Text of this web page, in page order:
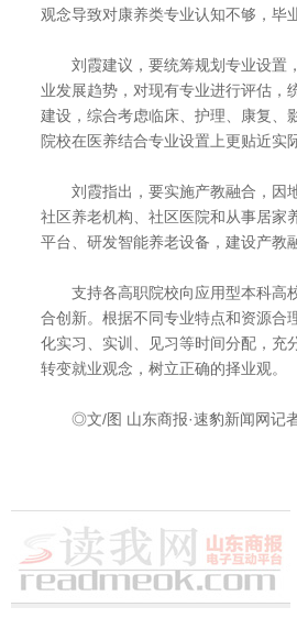
观念导致对康养类专业认知不够，毕
刘霞建议，要统筹规划专业设置
业发展趋势，对现有专业进行评估，
建设，综合考虑临床、护理、康复、
院校在医养结合专业设置上更贴近实
刘霞指出，要实施产教融合，因
社区养老机构、社区医院和从事居家
平台、研发智能养老设备，建设产教
支持各高职院校向应用型本科高
合创新。根据不同专业特点和资源合
化实习、实训、见习等时间分配，充
转变就业观念，树立正确的择业观。
◎文/图 山东商报·速豹新闻网记